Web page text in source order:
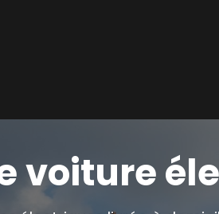
voiture